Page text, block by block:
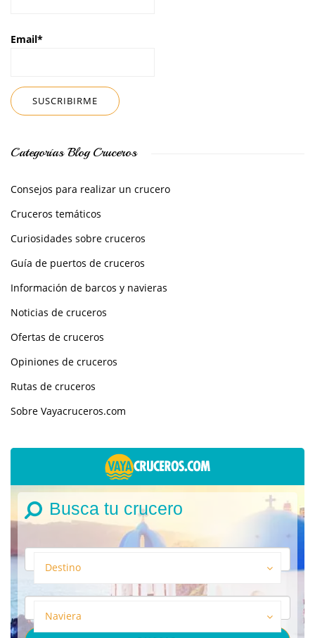
Email*
Categorías Blog Cruceros
Consejos para realizar un crucero
Cruceros temáticos
Curiosidades sobre cruceros
Guía de puertos de cruceros
Información de barcos y navieras
Noticias de cruceros
Ofertas de cruceros
Opiniones de cruceros
Rutas de cruceros
Sobre Vayacruceros.com
Busca tu crucero
Destino
Naviera